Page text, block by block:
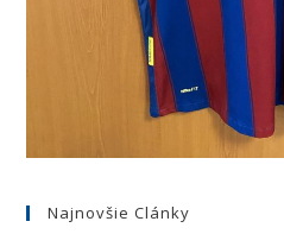
Najnovšie Clánky